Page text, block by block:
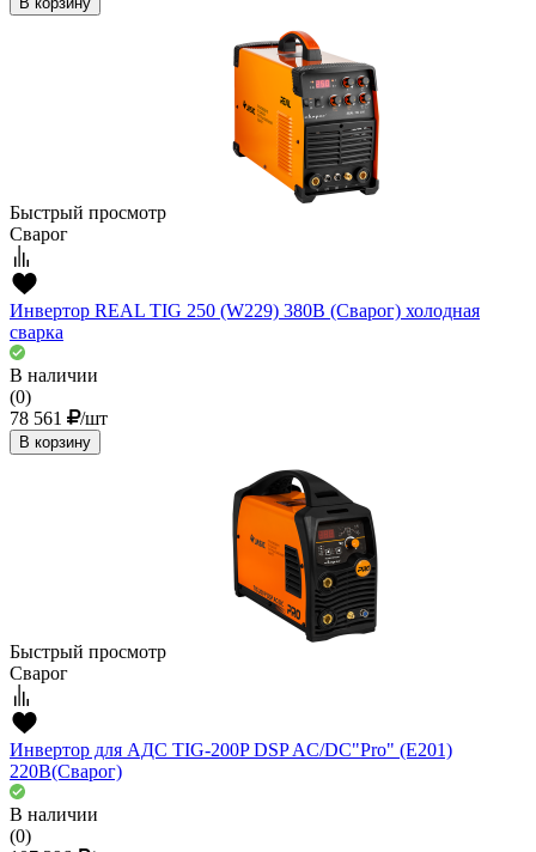
Быстрый просмотр
Сварог
Инвертор REAL TIG 250 (W229) 380В (Сварог) холодная
сварка
В наличии
(0)
78 561
/шт
В корзину
Быстрый просмотр
Сварог
Инвертор для АДС TIG-200P DSP AC/DC"Pro" (E201)
220В(Сварог)
В наличии
(0)